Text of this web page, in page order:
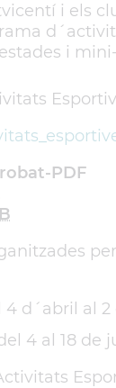
i els
i
PDF
4 d´abril al 2
4 al 18 de